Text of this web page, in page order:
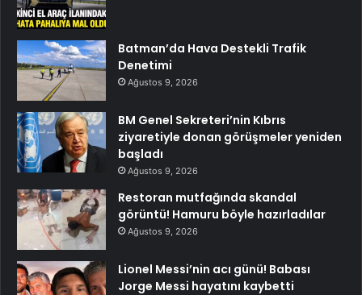
Batman’da Hava Destekli Trafik
Denetimi
Ağustos 9, 2026
BM Genel Sekreteri’nin Kıbrıs
ziyaretiyle donan görüşmeler yeniden
başladı
Ağustos 9, 2026
Restoran mutfağında skandal
görüntü! Hamuru böyle hazırladılar
Ağustos 9, 2026
Lionel Messi’nin acı günü! Babası
Jorge Messi hayatını kaybetti